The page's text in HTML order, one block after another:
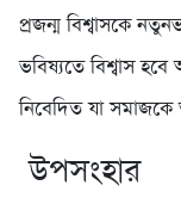
প্রজন্ম বিশ্বাসকে
ভবিষ্যতে বিশ্বাস
নিবেদিত যা
উপসংহার